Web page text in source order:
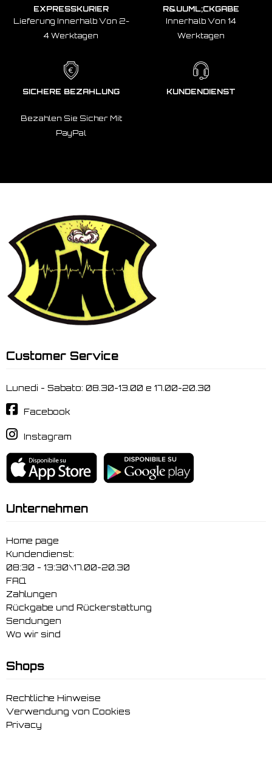
EXPRESSKURIER
Lieferung Innerhalb Von 2-
4 Werktagen
R&UUML;CKGABE
Innerhalb Von 14
Werktagen
SICHERE BEZAHLUNG
Bezahlen Sie Sicher Mit
PayPal
KUNDENDIENST
Customer Service
Lunedi - Sabato: 08.30-13.00 e 17.00-20.30
Facebook
Instagram
Unternehmen
Home page
Kundendienst:
08:30 - 13:30\17.00-20.30
FAQ
Zahlungen
Rückgabe und Rückerstattung
Sendungen
Wo wir sind
Shops
Rechtliche Hinweise
Verwendung von Cookies
Privacy